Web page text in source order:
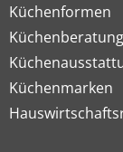
Küchenformen
Küchenberatung
Küchenmarken